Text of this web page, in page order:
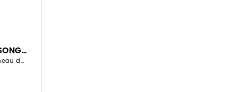
Etagère d'angle SONGMICS RUSTIK
38.3x28.8x139cm panneau de particules